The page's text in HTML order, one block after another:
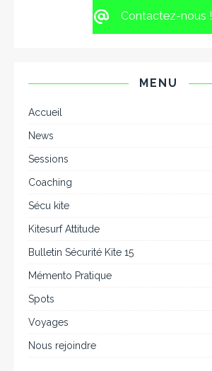
Contactez-nous !
MENU
Accueil
News
Sessions
Coaching
Sécu kite
Kitesurf Attitude
Bulletin Sécurité Kite 15
Mémento Pratique
Spots
Voyages
Nous rejoindre